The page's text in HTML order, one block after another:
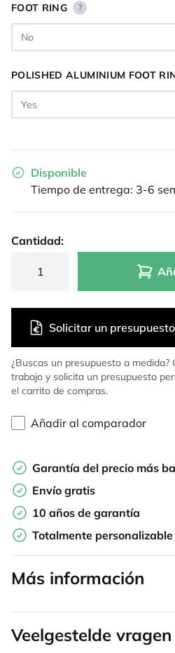
FOOT RING ?
POLISHED ALUMINIUM FOOT
Disponible
Tiempo de entrega: 3-6
Cantidad:
¿Buscas un presupuesto a medida?
trabajo y solicita un presupuesto
el carrito de compras.
Solicitar un presupuesto
Añadir al comparador
Garantía del precio más
Envío gratis
10 años de garantía
Totalmente
Más información
Veelgestelde vragen